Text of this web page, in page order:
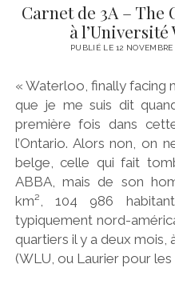
Carnet de 3A – The
à
PUBLIÉ LE 12
« Waterloo, finally facing
que je me suis dit
première fois dans
l’Ontario. Alors non, on
belge, celle qui fait
ABBA, mais de son
km², 104 986
typiquement nord-
quartiers il y a deux mois,
(WLU, ou Laurier pour les